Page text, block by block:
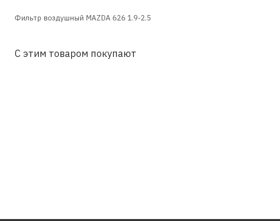
Фильтр воздушный MAZDA 626 1.9-2.5
С этим товаром покупают